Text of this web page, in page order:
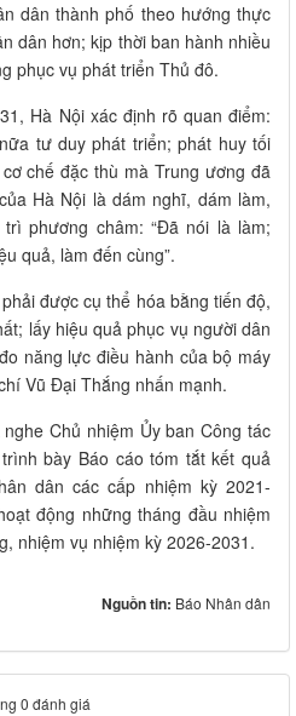
dân thành phố theo hướng thực
dân hơn; kịp thời ban hành nhiều
phục vụ phát triển Thủ đô.
Hà Nội xác định rõ quan điểm:
tư duy phát triển; phát huy tối
chế đặc thù mà Trung ương đã
Hà Nội là dám nghĩ, dám làm,
phương châm: “Đã nói là làm;
quả, làm đến cùng”.
được cụ thể hóa bằng tiến độ,
lấy hiệu quả phục vụ người dân
năng lực điều hành của bộ máy
Vũ Đại Thắng nhấn mạnh.
Chủ nhiệm Ủy ban Công tác
bày Báo cáo tóm tắt kết quả
dân các cấp nhiệm kỳ 2021-
động những tháng đầu nhiệm
nhiệm vụ nhiệm kỳ 2026-2031.
Nguồn tin: Báo Nhân dân
0 đánh giá